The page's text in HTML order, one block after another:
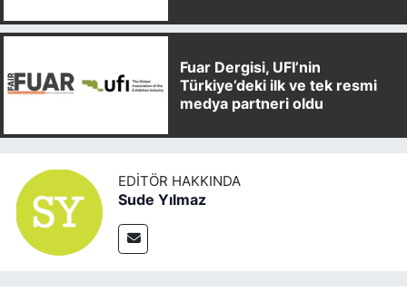
Fuar Dergisi, UFI’nin
Türkiye’deki ilk ve tek resmi
medya partneri oldu
EDITÖR HAKKINDA
Sude Yılmaz